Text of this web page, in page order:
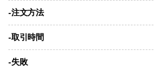
-注文方法
-取引時間
-失敗